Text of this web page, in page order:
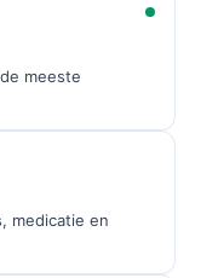
meeste
medicatie en